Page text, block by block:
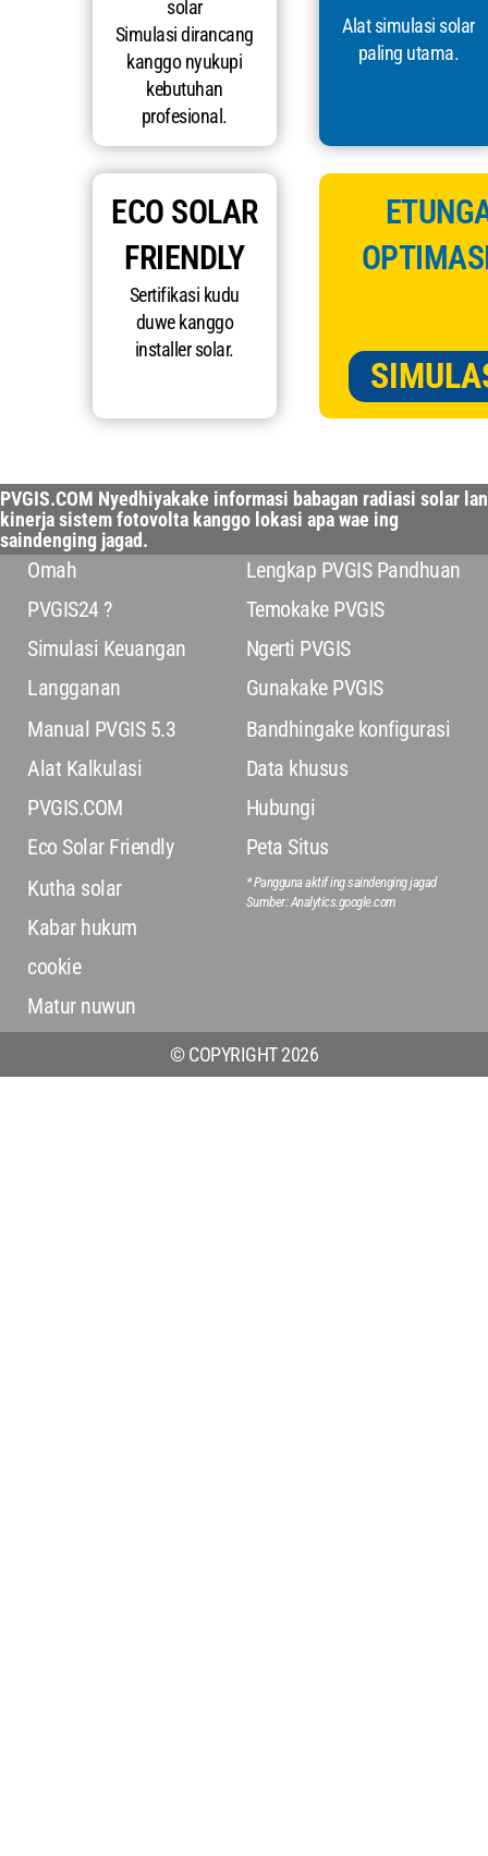
solar
Simulasi dirancang
kanggo nyukupi
kebutuhan
profesional.
Alat simulasi solar
paling utama.
ECO SOLAR
FRIENDLY
Sertifikasi kudu
duwe kanggo
installer solar.
PVGIS.COM Nyedhiyakake informasi babagan radiasi solar lan
kinerja sistem fotovolta kanggo lokasi apa wae ing
saindenging jagad.
Omah
PVGIS24 ?
Simulasi Keuangan
Langganan
Manual PVGIS 5.3
Alat Kalkulasi
PVGIS.COM
Eco Solar Friendly
Kutha solar
Kabar hukum
cookie
Matur nuwun
Lengkap PVGIS Pandhuan
Temokake PVGIS
Ngerti PVGIS
Gunakake PVGIS
Bandhingake konfigurasi
Data khusus
Hubungi
Peta Situs
* Pangguna aktif ing saindenging jagad
Sumber: Analytics.google.com
© COPYRIGHT 2026